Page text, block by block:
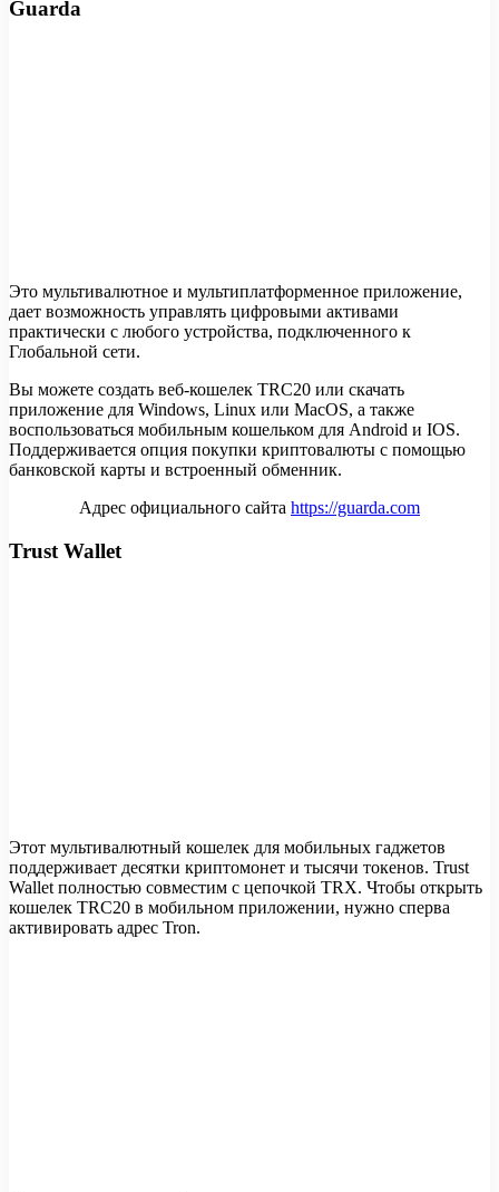
Guarda
Это мультивалютное и мультиплатформенное приложение,
дает возможность управлять цифровыми активами
практически с любого устройства, подключенного к
Глобальной сети.
Вы можете создать веб-кошелек TRC20 или скачать
приложение для Windows, Linux или MacOS, а также
воспользоваться мобильным кошельком для Android и IOS.
Поддерживается опция покупки криптовалюты с помощью
банковской карты и встроенный обменник.
Адрес официального сайта https://guarda.com
Trust Wallet
Этот мультивалютный кошелек для мобильных гаджетов
поддерживает десятки криптомонет и тысячи токенов. Trust
Wallet полностью совместим с цепочкой TRX. Чтобы открыть
кошелек TRC20 в мобильном приложении, нужно сперва
активировать адрес Tron.